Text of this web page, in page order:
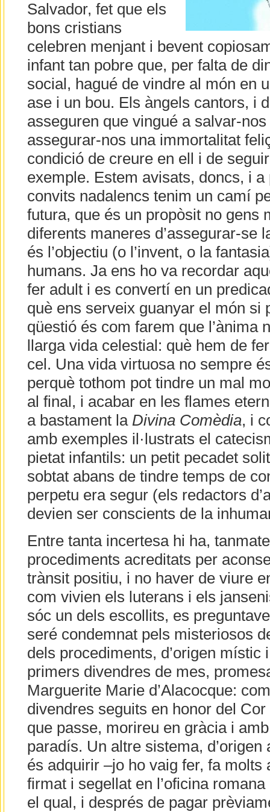
Salvador, fet que els
bons cristians
celebren menjant i bevent
infant tan pobre que, per falta de
social, hagué de vindre al món en
ase i un bou. Els àngels cantors, i
asseguren que vingué a salvar-
assegurar-nos una immortalitat
condició de creure en ell i de
exemple. Estem avisats, doncs, i
convits nadalencs tenim un camí
futura, que és un propòsit no gens
diferents maneres d’assegurar-se
és l’objectiu (o l’invent, o la
humans. Ja ens ho va recordar
fer adult i es convertí en un
què ens serveix guanyar el món si
qüestió és com farem que l’ànima
llarga vida celestial: què hem de
cel. Una vida virtuosa no sempre
perquè tothom pot tindre un mal
al final, i acabar en les flames
a bastament la Divina Comèdia, i
amb exemples il·lustrats el
pietat infantils: un petit pecadet
sobtat abans de tindre temps de
perpetu era segur (els redactors
devien ser conscients de la
Entre tanta incertesa hi ha,
procediments acreditats per
trànsit positiu, i no haver de viure
com vivien els luterans i els
sóc un dels escollits, es
seré condemnat pels misteriosos
dels procediments, d’origen místic
primers divendres de mes,
Marguerite Marie d’Alacocque:
divendres seguits en honor del
que passe, morireu en gràcia i
paradís. Un altre sistema,
és adquirir –jo ho vaig fer, fa molts
firmat i segellat en l’oficina
el qual, i després de pagar